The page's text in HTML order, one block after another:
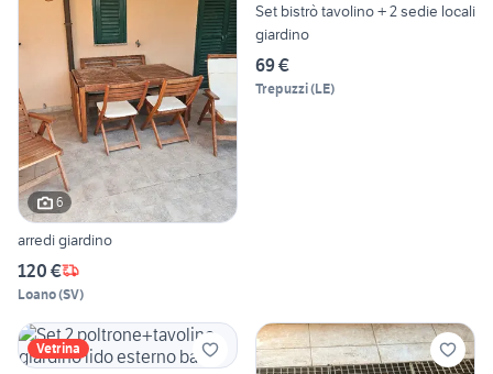
6
arredi giardino
120 €
Loano(SV)
Set bistrò tavolino + 2 sedie locali
giardino
69 €
Trepuzzi(LE)
Vetrina